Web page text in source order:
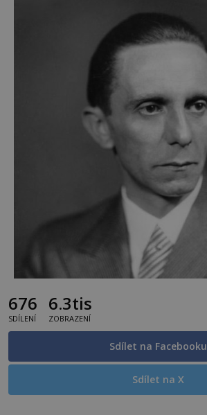
676
SDÍLENÍ
6.3tis
ZOBRAZENÍ
Sdílet na Facebooku
Sdílet na X